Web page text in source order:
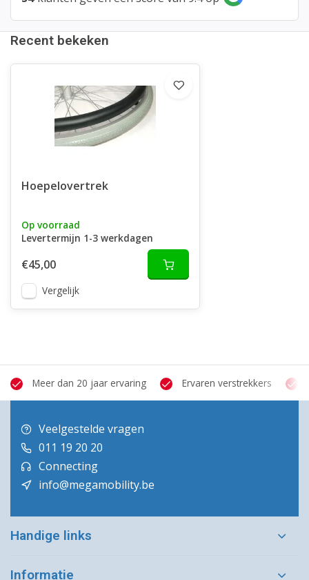
Recent bekeken
Hoepelovertrek
Op voorraad
Levertermijn 1-3 werkdagen
€45,00
Vergelijk
Meer dan 20 jaar ervaring Ervaren verstrekkers
Veelgestelde vragen
011 19 20 20
Connecting
info@megamobility.be
Handige links
Informatie